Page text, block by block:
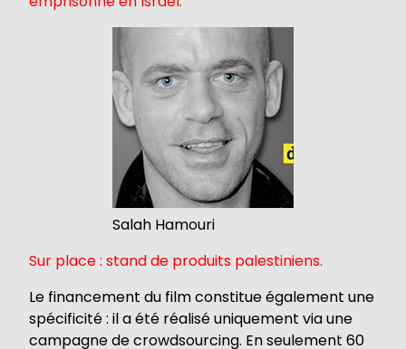
Salah Hamouri
Sur place : stand de produits palestiniens.
Le financement du film constitue également une
spécificité : il a été réalisé uniquement via une
campagne de crowdsourcing. En seulement 60